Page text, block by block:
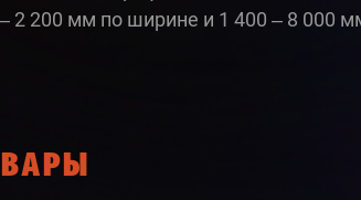
2 200 мм по ширине и 1 400 ‒ 8 000